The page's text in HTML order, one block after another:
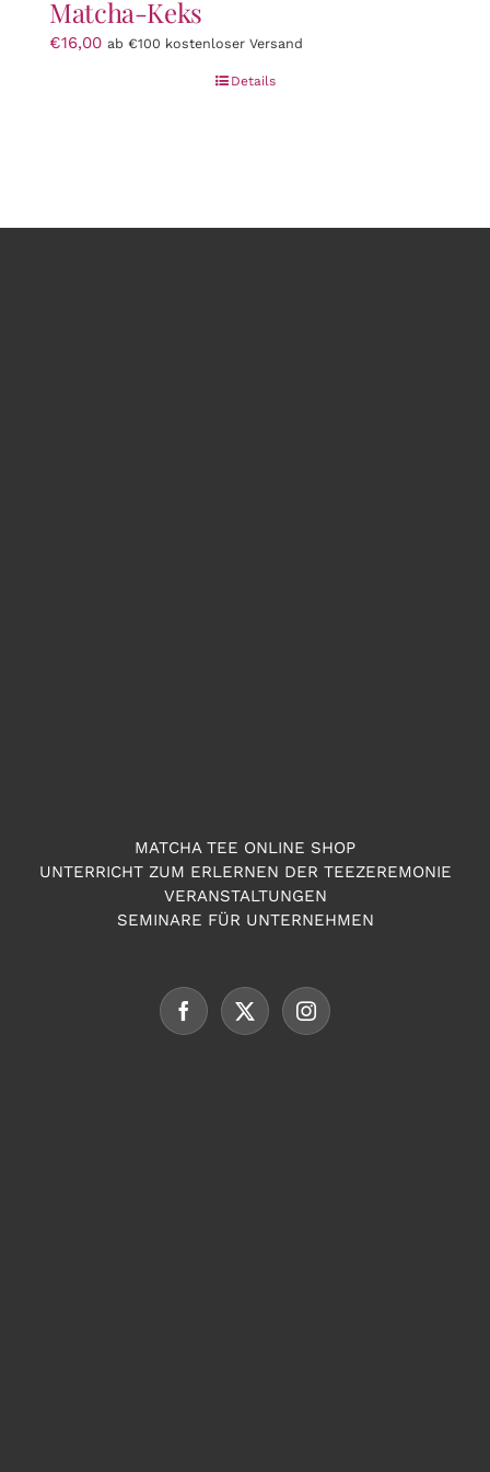
Matcha-Keks
€16,00 ab €100 kostenloser Versand
Details
MATCHA TEE ONLINE SHOP
UNTERRICHT ZUM ERLERNEN DER TEEZEREMONIE
VERANSTALTUNGEN
SEMINARE FÜR UNTERNEHMEN